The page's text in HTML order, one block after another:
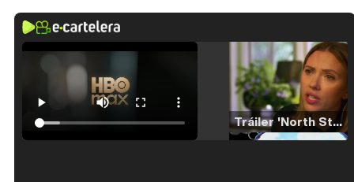
Tráiler 'North Star' (2023)